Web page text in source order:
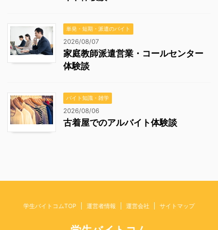
単発・短期・派遣のバイト
2026/08/07
家庭教師派遣営業・コールセンター
体験談
バイト知識・雑学
2026/08/06
古着屋でのアルバイト体験談
学生バイトコムTOP 運営者情報 運営会社 サイトマップ